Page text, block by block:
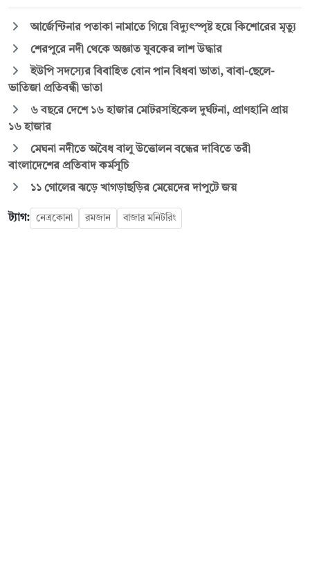
আর্জেন্টিনার পতাকা নামাতে গিয়ে বিদ্যুৎস্পৃষ্ট হয়ে কিশোরের মৃত্যু
শেরপুরে নদী থেকে অজ্ঞাত যুবকের লাশ উদ্ধার
ইউপি সদস্যের বিবাহিত বোন পান বিধবা ভাতা, বাবা-ছেলে-
ভাতিজা প্রতিবন্ধী ভাতা
৬ বছরে দেশে ১৬ হাজার মোটরসাইকেল দুর্ঘটনা, প্রাণহানি প্রায়
১৬ হাজার
মেঘনা নদীতে অবৈধ বালু উত্তোলন বন্ধের দাবিতে তরী
বাংলাদেশের প্রতিবাদ কর্মসূচি
১১ গোলের ঝড়ে খাগড়াছড়ির মেয়েদের দাপুটে জয়
ট্যাগ: নেত্রকোনা রমজান বাজার মনিটরিং